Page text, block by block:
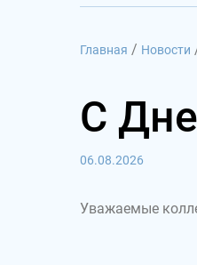
Главная / Новости
С
06.08.2026
Уважаемые